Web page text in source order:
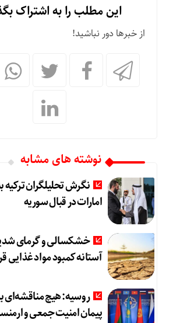
این مطلب را به اشتراک
از خبرها دور نباشید!
نوشته های مشابه
نگرش تحلیلگران
امارات در قبال سوریه
خشکسالی و گرمای
آستانه کمبود مواد غذایی
روسیه: هیچ مناقشه‌ای
پیمان امنیت جمعی و